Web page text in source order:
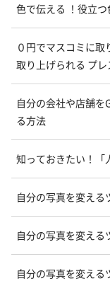
色で伝える ！役立つ
０円でマスコミに
取り上げられる プレ
自分の会社や店舗
る方法
知っておきたい！「
自分の写真を変え
自分の写真を変え
自分の写真を変え